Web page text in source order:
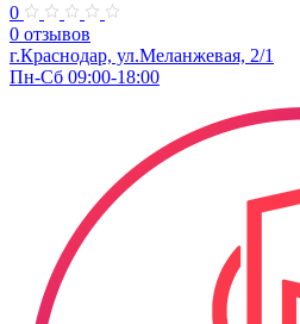
0
0 отзывов
​г.Краснодар, ул.Меланжевая, 2/1
Пн-Сб 09:00-18:00